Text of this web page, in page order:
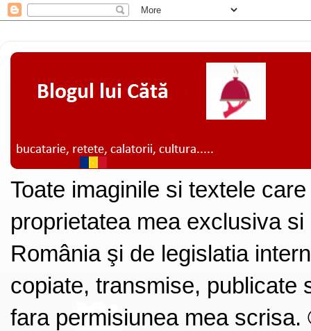
Toate imaginile si textele
proprietatea mea exclusiva
România şi de legislatia
copiate, transmise, publicate
fara permisiunea mea